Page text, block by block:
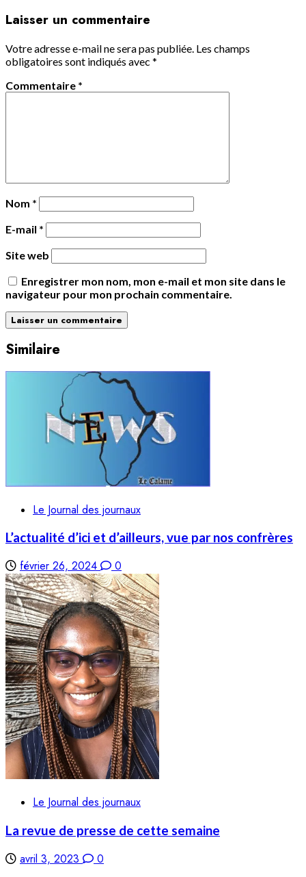
Laisser un commentaire
Votre adresse e-mail ne sera pas publiée. Les champs
obligatoires sont indiqués avec *
Commentaire *
Nom *
E-mail *
Site web
Enregistrer mon nom, mon e-mail et mon site dans le
navigateur pour mon prochain commentaire.
Similaire
Le Journal des journaux
L’actualité d’ici et d’ailleurs, vue par nos confrères
février 26, 2024 0
Le Journal des journaux
La revue de presse de cette semaine
avril 3, 2023 0